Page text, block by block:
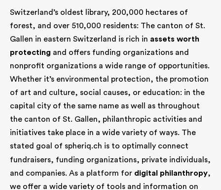
Switzerland’s oldest library, 200,000 hectares of
forest, and over 510,000 residents: The canton of St.
Gallen in eastern Switzerland is rich in assets worth
protecting and offers funding organizations and
nonprofit organizations a wide range of opportunities.
Whether it’s environmental protection, the promotion
of art and culture, social causes, or education: in the
capital city of the same name as well as throughout
the canton of St. Gallen, philanthropic activities and
initiatives take place in a wide variety of ways. The
stated goal of spheriq.ch is to optimally connect
fundraisers, funding organizations, private individuals,
and companies. As a platform for digital philanthropy,
we offer a wide variety of tools and information on